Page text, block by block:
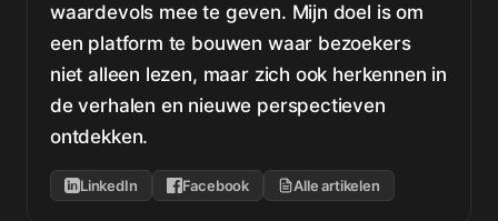
waardevols mee te geven. Mijn doel is om
een platform te bouwen waar bezoekers
niet alleen lezen, maar zich ook herkennen in
de verhalen en nieuwe perspectieven
ontdekken.
LinkedIn Facebook Alle artikelen